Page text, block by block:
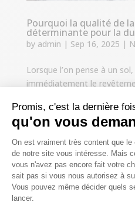
Pourquoi la qualité de
déterminante pour la
by admin | Sep 16, 2025 |
Lorsque l’on pense à un
immédiatement le
parquet, vinyle ou encore
véritable base qui
longévité de ce revêtement
chape. Trop souvent...